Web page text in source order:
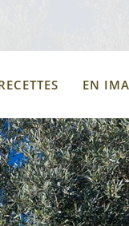
EN